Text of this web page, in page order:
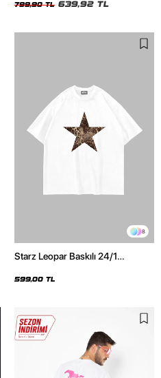
799,90 TL 639,92 TL
8
Starz Leopar Baskılı 24/1
599,00 TL